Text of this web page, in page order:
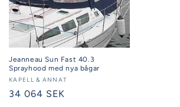
Jeanneau Sun Fast 40.3
Sprayhood med nya bågar
Säljare:
KAPELL & ANNAT
Ordinarie
34 064 SEK